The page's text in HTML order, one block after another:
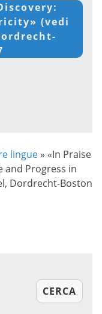
(vedi
lingue » «In Praise
and Progress in
Dordrecht-Boston
CERCA